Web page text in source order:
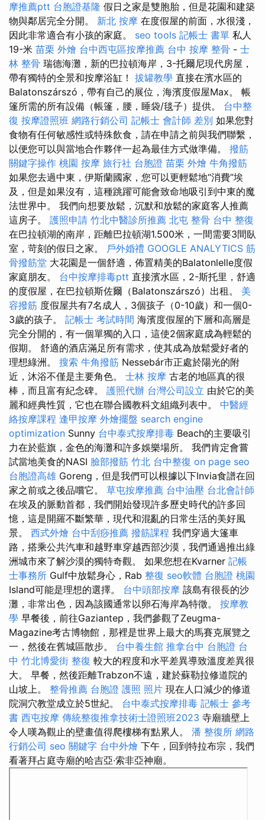
摩推薦ptt 台胞證基隆 假日之家是雙胞胎，但是花園和建築
物與鄰居完全分開。 新北 按摩 在度假屋的前面，水很淺，
因此非常適合有小孩的家庭。 seo tools 記帳士 書單 私人
19-米 苗栗 外燴 台中西屯區按摩推薦 台中 按摩 整骨 - 士
林 整骨 瑞德海灘，新的巴拉頓海岸，3-托爾尼現代房屋，
帶有獨特的全景和按摩浴缸！ 拔罐教學 直接在濱水區的
Balatonszárszó，帶有自己的展位，海濱度假屋Max。 帳
篷所需的所有設備（帳篷，腰，睡袋/毯子）提供。 台中整
復 按摩證照班 網路行銷公司 記帳士 會計師 差別 如果您對
食物有任何敏感性或特殊飲食，請在申請之前與我們聯繫，
以便您可以與當地合作夥伴一起為最佳方式做準備。 撥筋
關鍵字操作 桃園 按摩 旅行社 台胞證 苗栗 外燴 牛角撥筋
如果您去過中東，伊斯蘭國家，您可以更輕鬆地“消費”埃
及，但是如果沒有，這種跳躍可能會致命地吸引到中東的魔
法世界中。 我們向想要放鬆，沉默和放鬆的家庭客人推薦
這房子。 護照申請 竹北中醫診所推薦 北屯 整骨 台中 整復
在巴拉頓湖的南岸，距離巴拉頓湖1.500米，一間需要3間臥
室，苛刻的假日之家。 戶外婚禮 GOOGLE ANALYTICS 筋
骨撥筋堂 大花園是一個舒適，佈置精美的Balatonlelle度假
家庭朋友。 台中按摩排毒ptt 直接濱水區，2-斯托里，舒適
的度假屋，在巴拉頓斯佐爾（Balatonszárszó）出租。 美
容撥筋 度假屋共有7名成人，3個孩子（0-10歲）和一個0-
3歲的孩子。 記帳士 考試時間 海濱度假屋的下層和高層是
完全分開的，有一個單獨的入口，這使2個家庭成為輕鬆的
假期。 舒適的酒店滿足所有需求，使其成為放鬆愛好者的
理想綠洲。 搜索 牛角撥筋 Nessebár市正處於陽光的附
近，沐浴不僅是主要角色。 士林 按摩 古老的地區真的很
棒，而且富有紀念碑。 護照代辦 台灣公司設立 由於它的美
麗和經典性質，它也在聯合國教科文組織列表中。 中醫經
絡按摩課程 逢甲按摩 外燴擺盤 search engine
optimization Sunny 台中泰式按摩排毒 Beach的主要吸引
力在於藍旗，金色的海灘和許多娛樂場所。 我們肯定會嘗
試當地美食的NASI 臉部撥筋 竹北 台中整復 on page seo
台胞證高雄 Goreng，但是我們可以根據以下Invia食譜在回
家之前或之後品嚐它。 草屯按摩推薦 台中油壓 台北會計師
在埃及的脈動首都，我們開始發現許多歷史時代的許多回
憶，這是開羅不斷繁華，現代和混亂的日常生活的美好風
景。 西式外燴 台中刮痧推薦 撥筋課程 我們穿過大篷車
路，搭乘公共汽車和越野車穿越西部沙漠，我們通過推出綠
洲城市來了解沙漠的獨特奇觀。 如果您想在Kvarner 記帳
士事務所 Gulf中放鬆身心，Rab 整復 seo軟體 台胞證 桃園
Island可能是理想的選擇。 台中頭部按摩 該島有很長的沙
灘，非常出色，因為該國通常以卵石海岸為特徵。 按摩教
學 早餐後，前往Gaziantep，我們參觀了Zeugma-
Magazine考古博物館，那裡是世界上最大的馬賽克展覽之
一，然後在舊城區散步。 台中養生館 推拿台中 台胞證 台
中 竹北博愛街 整復 較大的程度和水平差異導致溫度差異很
大。 早餐，然後距離Trabzon不遠，建於蘇勒拉修道院的
山坡上。 整骨推薦 台胞證 護照 照片 現在人口減少的修道
院洞穴教堂成立於5世紀。 台中泰式按摩排毒 記帳士 參考
書 西屯按摩 傳統整復推拿技術士證照班2023 寺廟牆壁上
令人嘆為觀止的壁畫值得爬樓梯有點累人。 潘 整復所 網路
行銷公司 seo 關鍵字 台中外燴 下午，回到特拉布宗，我們
看著拜占庭寺廟的哈吉亞·索非亞神廟。